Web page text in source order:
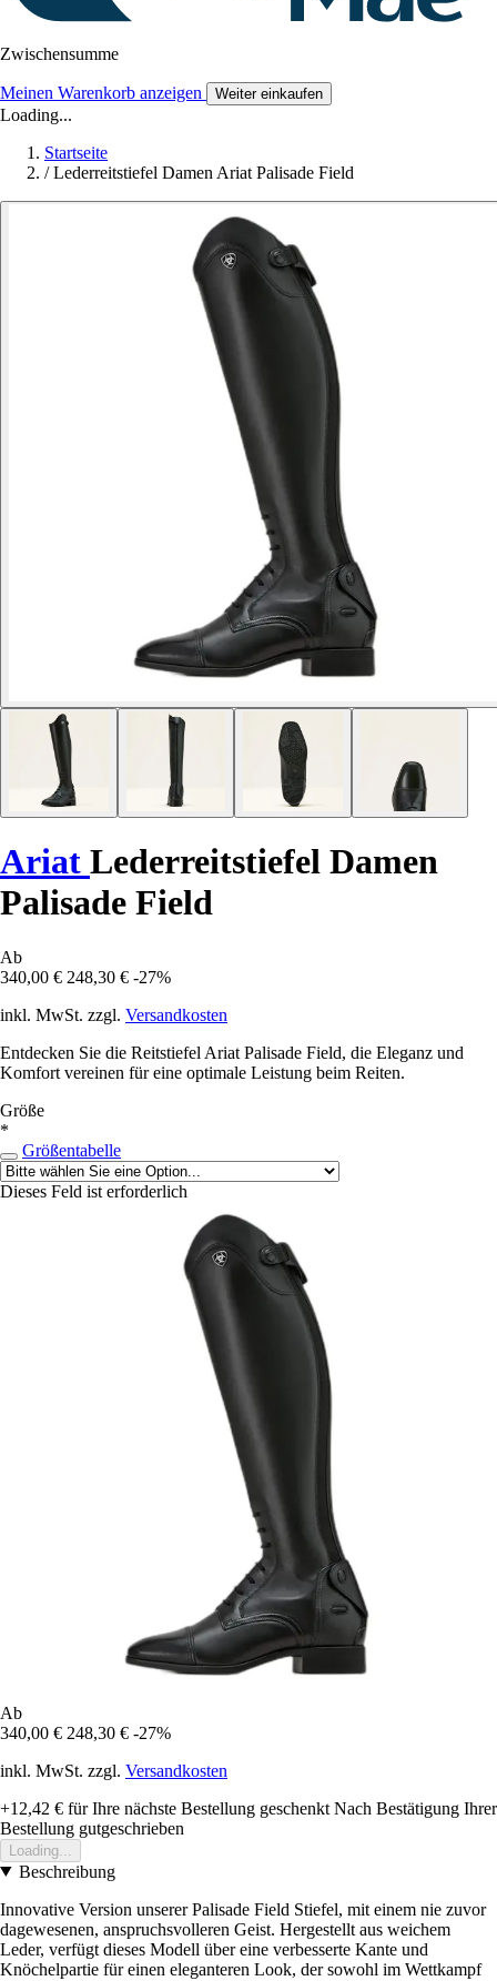
Zwischensumme
Meinen Warenkorb anzeigen Weiter einkaufen
Loading...
Startseite
/ Lederreitstiefel Damen Ariat Palisade Field
Ariat Lederreitstiefel Damen
Palisade Field
Ab
340,00 € 248,30 € -27%
inkl. MwSt. zzgl. Versandkosten
Entdecken Sie die Reitstiefel Ariat Palisade Field, die Eleganz und
Komfort vereinen für eine optimale Leistung beim Reiten.
Größe
*
Größentabelle
Dieses Feld ist erforderlich
Ab
340,00 € 248,30 € -27%
inkl. MwSt. zzgl. Versandkosten
+12,42 € für Ihre nächste Bestellung geschenkt Nach Bestätigung Ihrer
Bestellung gutgeschrieben
Loading...
Beschreibung
Innovative Version unserer Palisade Field Stiefel, mit einem nie zuvor
dagewesenen, anspruchsvolleren Geist. Hergestellt aus weichem
Leder, verfügt dieses Modell über eine verbesserte Kante und
Knöchelpartie für einen eleganteren Look, der sowohl im Wettkampf